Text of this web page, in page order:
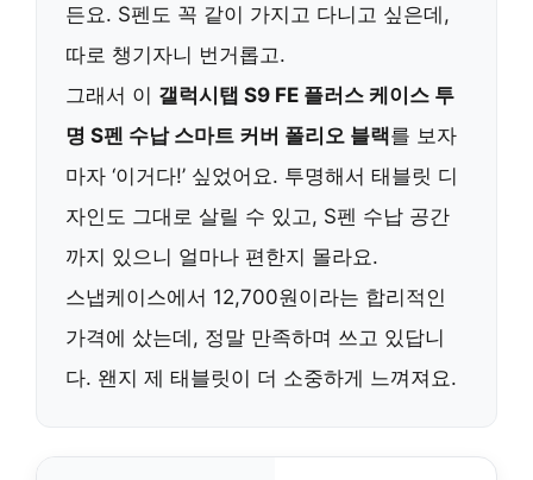
든요. S펜도 꼭 같이 가지고 다니고 싶은데,
따로 챙기자니 번거롭고.
그래서 이 갤럭시탭 S9 FE 플러스 케이스 투
명 S펜 수납 스마트 커버 폴리오 블랙를 보자
마자 ‘이거다!’ 싶었어요. 투명해서 태블릿 디
자인도 그대로 살릴 수 있고, S펜 수납 공간
까지 있으니 얼마나 편한지 몰라요.
스냅케이스에서 12,700원이라는 합리적인
가격에 샀는데, 정말 만족하며 쓰고 있답니
다. 왠지 제 태블릿이 더 소중하게 느껴져요.